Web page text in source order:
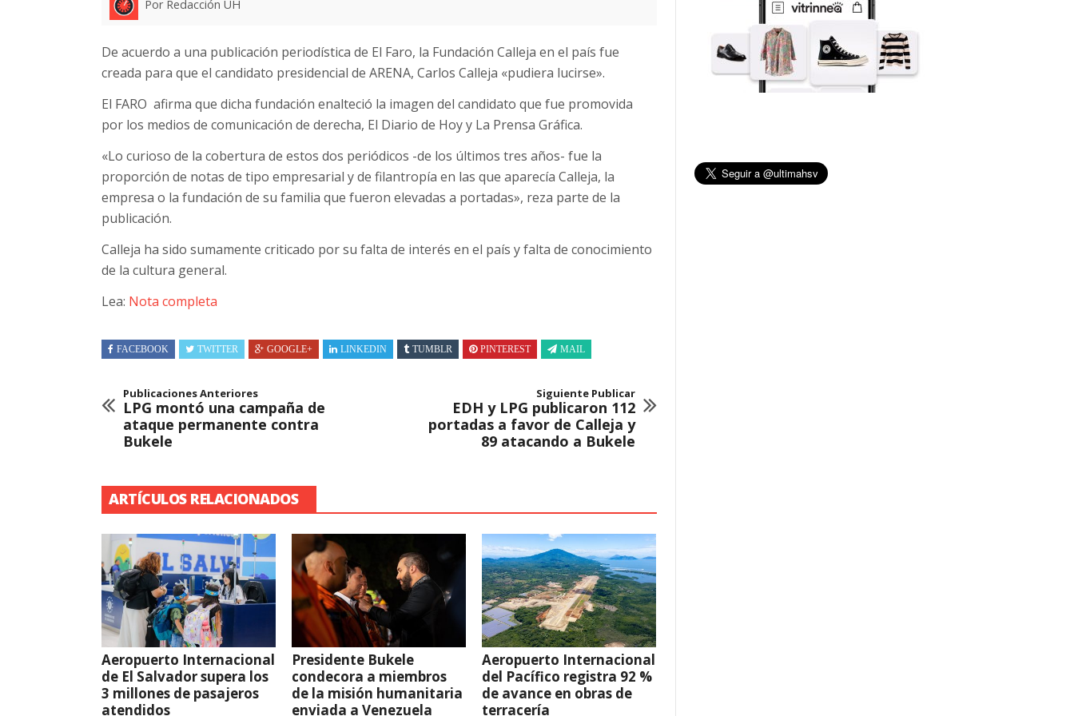
Por Redacción UH
De acuerdo a una publicación periodística de El Faro, la Fundación Calleja en el país fue
creada para que el candidato presidencial de ARENA, Carlos Calleja «pudiera lucirse».
El FARO afirma que dicha fundación enalteció la imagen del candidato que fue promovida
por los medios de comunicación de derecha, El Diario de Hoy y La Prensa Gráfica.
«Lo curioso de la cobertura de estos dos periódicos -de los últimos tres años- fue la
proporción de notas de tipo empresarial y de filantropía en las que aparecía Calleja, la
empresa o la fundación de su familia que fueron elevadas a portadas», reza parte de la
publicación.
Calleja ha sido sumamente criticado por su falta de interés en el país y falta de conocimiento
de la cultura general.
Lea: Nota completa
FACEBOOK TWITTER GOOGLE+ LINKEDIN TUMBLR PINTEREST MAIL
Publicaciones Anteriores
LPG montó una campaña de
ataque permanente contra
Bukele
Siguiente Publicar
EDH y LPG publicaron 112
portadas a favor de Calleja y
89 atacando a Bukele
ARTÍCULOS RELACIONADOS
Aeropuerto Internacional
de El Salvador supera los
3 millones de pasajeros
atendidos
Presidente Bukele
condecora a miembros
de la misión humanitaria
enviada a Venezuela
Aeropuerto Internacional
del Pacífico registra 92 %
de avance en obras de
terracería